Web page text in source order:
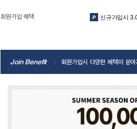
회원가입 혜택 신규가입시
Join Benefit 회원가입시 다양한 혜택이 쏟아